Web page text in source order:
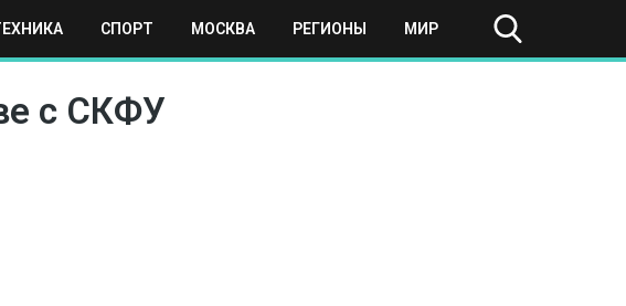
СПОРТ МОСКВА РЕГИОНЫ МИР
МИР
с СКФУ